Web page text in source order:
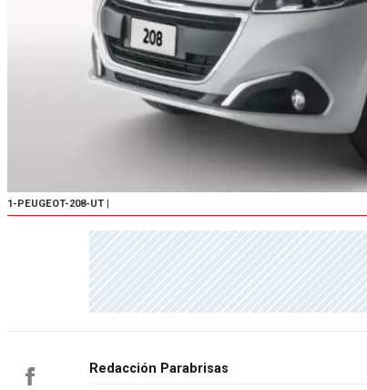
1-PEUGEOT-208-UT |
Redacción Parabrisas